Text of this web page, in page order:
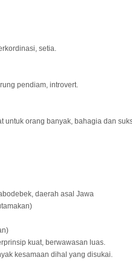
setia.
pendiam, introvert.
untuk orang banyak, bahagia dan
daerah asal Jawa
kuat, berwawasan luas.
kesamaan dihal yang disukai.